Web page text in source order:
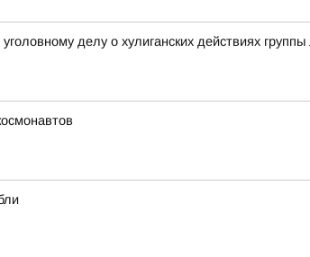
делу о хулиганских действиях